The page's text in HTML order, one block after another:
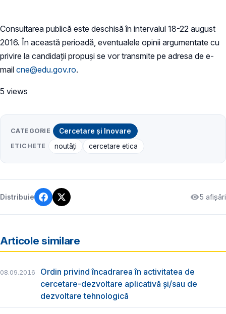
Consultarea publică este deschisă în intervalul 18-22 august
2016. În această perioadă, eventualele opinii argumentate cu
privire la candidații propuși se vor transmite pe adresa de e-
mail cne@edu.gov.ro.
5 views
CATEGORIE Cercetare și Inovare
ETICHETE noutăți cercetare etica
Distribuie 5 afișări
Articole similare
08.09.2016
Ordin privind încadrarea în activitatea de
cercetare-dezvoltare aplicativă şi/sau de
dezvoltare tehnologică